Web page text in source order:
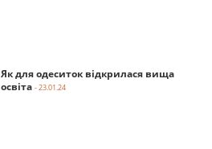
Як для одеситок відкрилася вища
освіта - 23.01.24